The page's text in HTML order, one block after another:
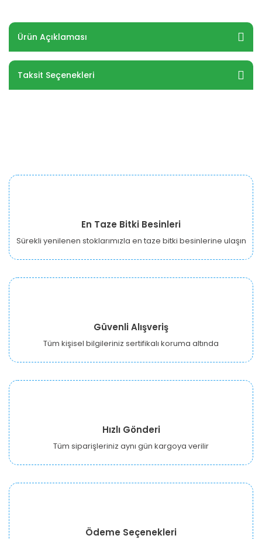
Ürün Açıklaması
Taksit Seçenekleri
En Taze Bitki Besinleri
Sürekli yenilenen stoklarımızla en taze bitki besinlerine ulaşın
Güvenli Alışveriş
Tüm kişisel bilgileriniz sertifikalı koruma altında
Hızlı Gönderi
Tüm siparişleriniz aynı gün kargoya verilir
Ödeme Seçenekleri